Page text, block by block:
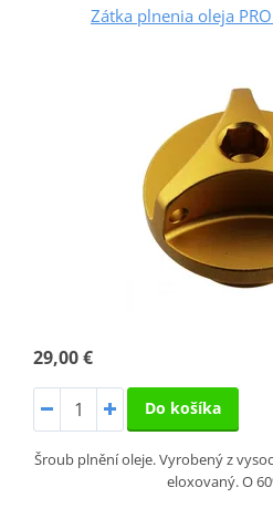
Zátka plnenia oleja
29,00 €
Do košíka
Šroub plnění oleje. Vyrobený z
eloxovaný. O